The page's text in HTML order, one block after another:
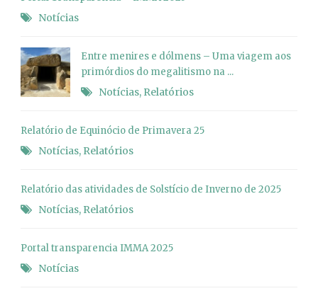
Notícias
Entre menires e dólmens – Uma viagem aos
primórdios do megalitismo na ...
Notícias, Relatórios
Relatório de Equinócio de Primavera 25
Notícias, Relatórios
Relatório das atividades de Solstício de Inverno de 2025
Notícias, Relatórios
Portal transparencia IMMA 2025
Notícias